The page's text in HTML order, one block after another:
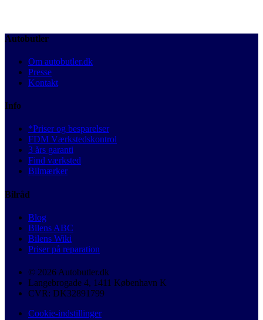
Autobutler
Om autobutler.dk
Presse
Kontakt
Info
*Priser og besparelser
FDM Værkstedskontrol
3 års garanti
Find værksted
Bilmærker
Bilråd
Blog
Bilens ABC
Bilens Wiki
Priser på reparation
© 2026 Autobutler.dk
Langebrogade 4, 1411 København K
CVR: DK32891799
Cookie-indstillinger